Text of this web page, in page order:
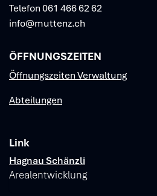
Telefon061 466 62 62
info@muttenz.ch
ÖFFNUNGSZEITEN
Öffnungszeiten Verwaltung
Abteilungen
Link
Verschiedene Informationen
Hagnau Schänzli
Arealentwicklung